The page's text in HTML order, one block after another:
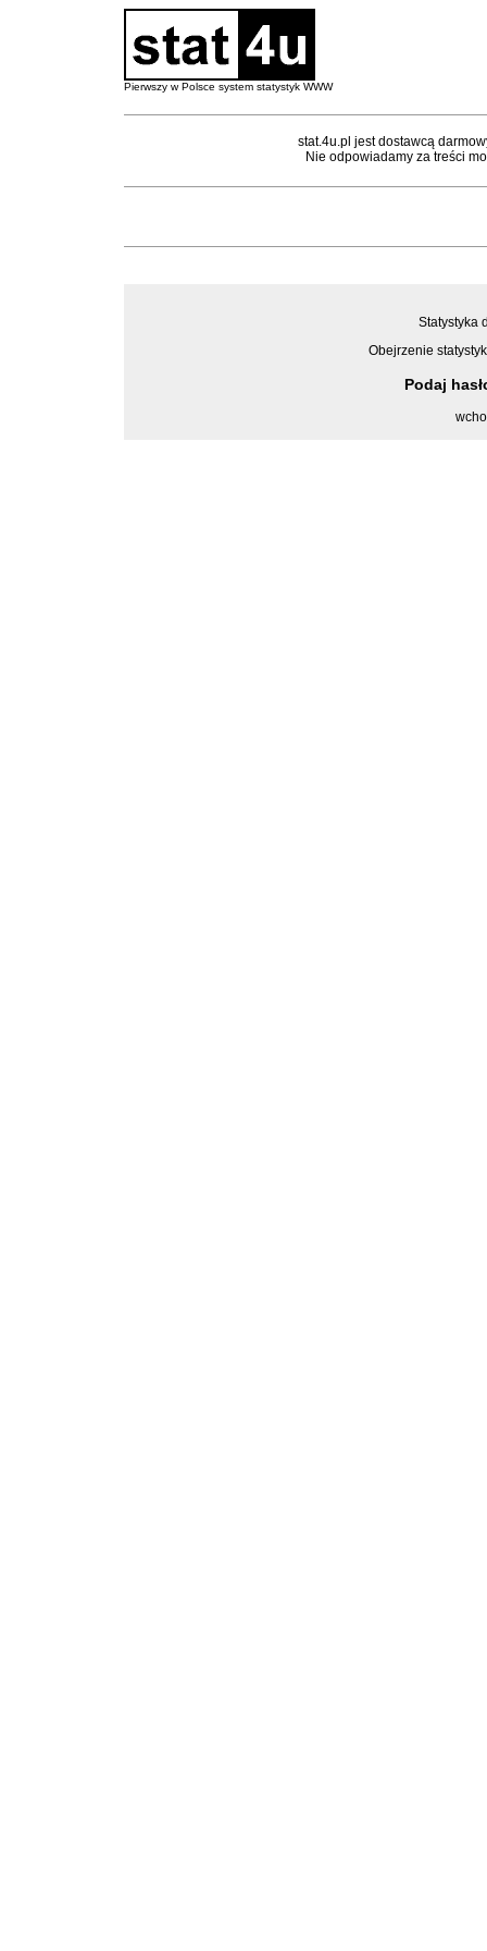
Pierwszy w Polsce system statystyk WWW
stat.4u.pl jest dostawcą
Nie odpowiadamy za treści
Statystyka
Obejrzenie
Podaj